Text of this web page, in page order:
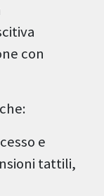
con
e
tattili,